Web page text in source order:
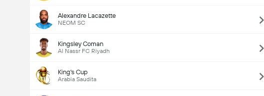
Alexandre Lacazette
NEOM SC
Kingsley Coman
Al Nassr FC Riyadh
King's Cup
Arabia Saudita